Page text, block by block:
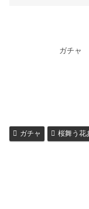
ガチャ
ガチャ 桜舞う花